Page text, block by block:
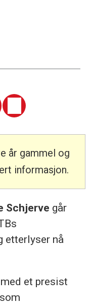
år gammel og
informasjon.
Schjerve går
etterlyser nå
et presist